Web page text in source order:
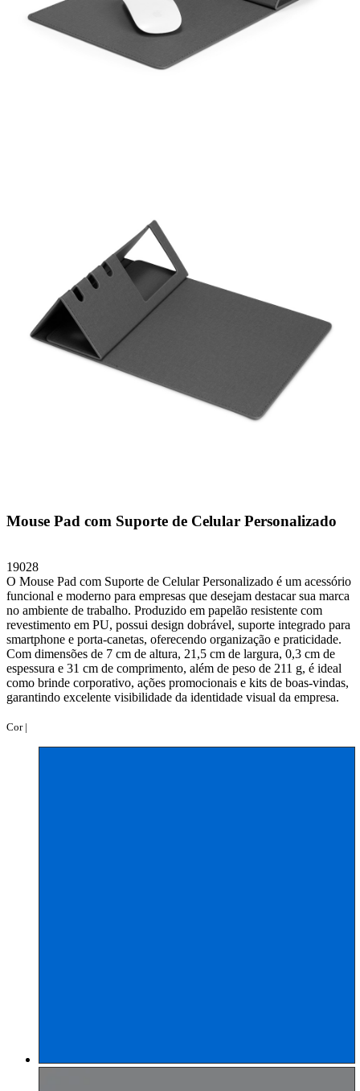
Mouse Pad com Suporte de Celular Personalizado
19028
O Mouse Pad com Suporte de Celular Personalizado é um acessório
funcional e moderno para empresas que desejam destacar sua marca
no ambiente de trabalho. Produzido em papelão resistente com
revestimento em PU, possui design dobrável, suporte integrado para
smartphone e porta-canetas, oferecendo organização e praticidade.
Com dimensões de 7 cm de altura, 21,5 cm de largura, 0,3 cm de
espessura e 31 cm de comprimento, além de peso de 211 g, é ideal
como brinde corporativo, ações promocionais e kits de boas-vindas,
garantindo excelente visibilidade da identidade visual da empresa.
Cor |